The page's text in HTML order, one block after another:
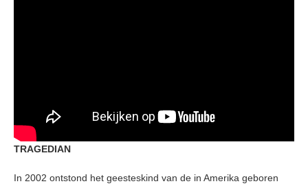
TRAGEDIAN
In 2002 ontstond het geesteskind van de in Amerika geboren